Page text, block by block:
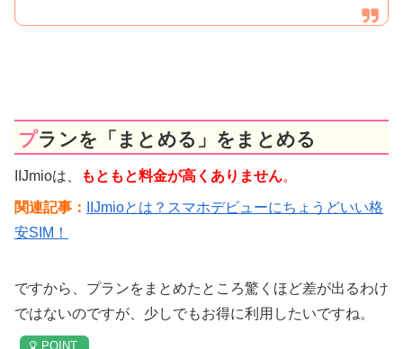
プランを「まとめる」をまとめる
IIJmioは、 もともと料金が高くありません。
関連記事：
IIJmioとは？スマホデビューにちょうどいい格
安SIM！
ですから、プランをまとめたところ驚くほど差が出るわけ
ではないのですが、少しでもお得に利用したいですね。